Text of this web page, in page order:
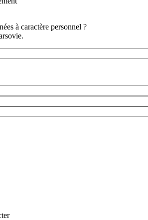
à caractère personnel ?